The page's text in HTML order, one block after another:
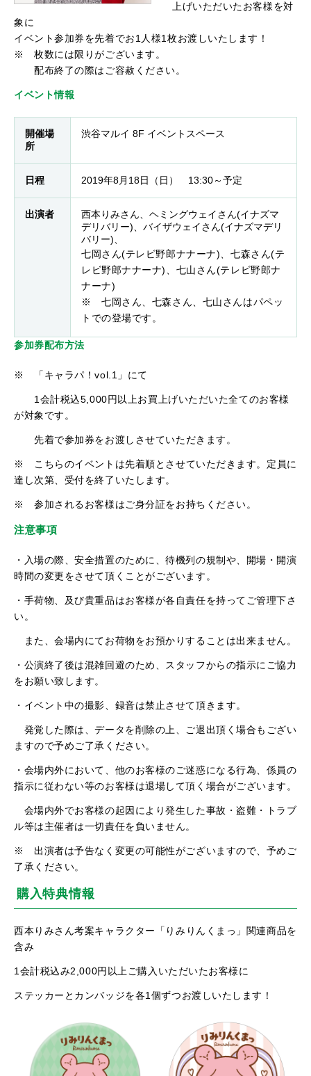
上げいただいたお客様を対
象に
イベント参加券を先着でお1人様1枚お渡しいたします！
※ 枚数には限りがございます。
配布終了の際はご容赦ください。
イベント情報
開催場
所
渋谷マルイ 8F イベントスペース
日程 2019年8月18日（日） 13:30～予定
出演者
西本りみさん、ヘミングウェイさん(イナズマ
デリバリー)、バイザウェイさん(イナズマデリ
バリー)、
七岡さん(テレビ野郎ナナーナ)、七森さん(テ
レビ野郎ナナーナ)、七山さん(テレビ野郎ナ
ナーナ)
※ 七岡さん、七森さん、七山さんはパペッ
トでの登場です。
参加券配布方法
※ 「キャラパ！vol.1」にて
1会計税込5,000円以上お買上げいただいた全てのお客様
が対象です。
先着で参加券をお渡しさせていただきます。
※ こちらのイベントは先着順とさせていただきます。定員に
達し次第、受付を終了いたします。
※ 参加されるお客様はご身分証をお持ちください。
注意事項
・入場の際、安全措置のために、待機列の規制や、開場・開演
時間の変更をさせて頂くことがございます。
・手荷物、及び貴重品はお客様が各自責任を持ってご管理下さ
い。
また、会場内にてお荷物をお預かりすることは出来ません。
・公演終了後は混雑回避のため、スタッフからの指示にご協力
をお願い致します。
・イベント中の撮影、録音は禁止させて頂きます。
発覚した際は、データを削除の上、ご退出頂く場合もござい
ますので予めご了承ください。
・会場内外において、他のお客様のご迷惑になる行為、係員の
指示に従わない等のお客様は退場して頂く場合がございます。
会場内外でお客様の起因により発生した事故・盗難・トラブ
ル等は主催者は一切責任を負いません。
※ 出演者は予告なく変更の可能性がございますので、予めご
了承ください。
購入特典情報
西本りみさん考案キャラクター「りみりんくまっ」関連商品を
含み
1会計税込み2,000円以上ご購入いただいたお客様に
ステッカーとカンバッジを各1個ずつお渡しいたします！